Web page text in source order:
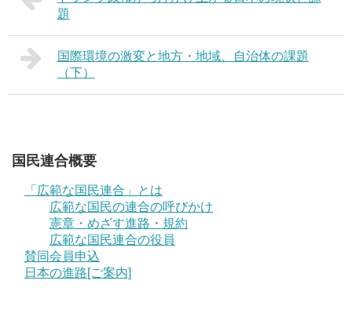
題
国際環境の激変と地方・地域、自治体の課題
（下）
国民連合概要
「広範な国民連合」とは
広範な国民の連合の呼びかけ
憲章・めざす進路・規約
広範な国民連合の役員
賛同会員申込
日本の進路[ご案内]